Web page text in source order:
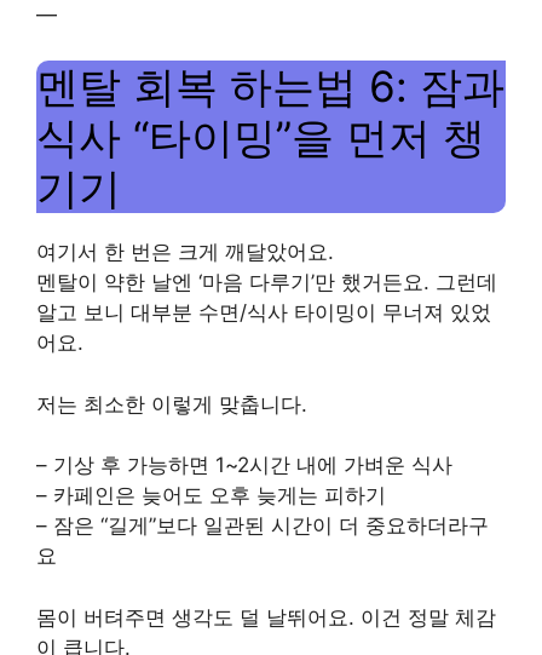
—
멘탈 회복 하는법 6: 잠과
식사 “타이밍”을 먼저 챙
기기
여기서 한 번은 크게 깨달았어요.
멘탈이 약한 날엔 ‘마음 다루기’만 했거든요. 그런데
알고 보니 대부분 수면/식사 타이밍이 무너져 있었
어요.
저는 최소한 이렇게 맞춥니다.
– 기상 후 가능하면 1~2시간 내에 가벼운 식사
– 카페인은 늦어도 오후 늦게는 피하기
– 잠은 “길게”보다 일관된 시간이 더 중요하더라구
요
몸이 버텨주면 생각도 덜 날뛰어요. 이건 정말 체감
이 큽니다.